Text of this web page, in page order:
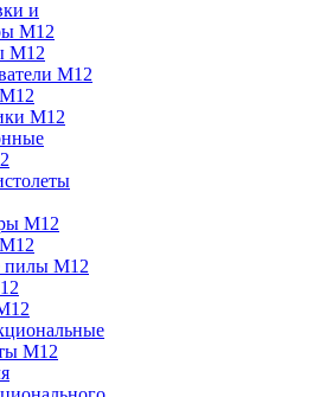
и
M12
M12
M12
M12
M12
пилы M12
M12